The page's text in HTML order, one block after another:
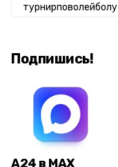
турнирповолейболу
Подпишись!
А24 в MAX